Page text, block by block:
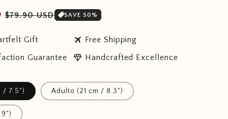
Sale
$79.90 USD SAVE 50%
Gift travel Free Shipping
Guarantee diamond Handcrafted Excellence
/ 7.5") Adulto (21 cm / 8.3")